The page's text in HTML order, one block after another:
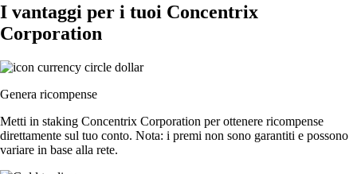
I vantaggi per i tuoi Concentrix
Corporation
Genera ricompense
Metti in staking Concentrix Corporation per ottenere ricompense
direttamente sul tuo conto. Nota: i premi non sono garantiti e possono
variare in base alla rete.